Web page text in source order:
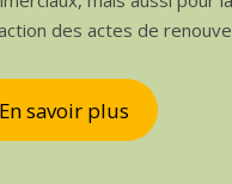
des actes de
En savoir plus